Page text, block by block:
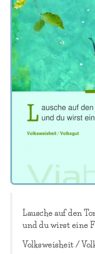
Lausche auf den
und du wirst eine
Volksweisheit /